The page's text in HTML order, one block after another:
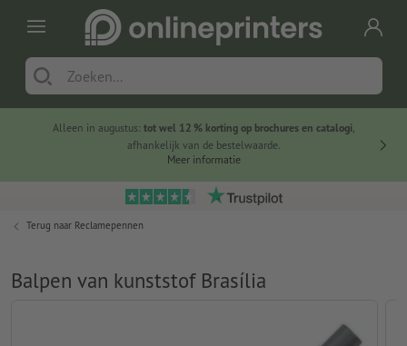
Alleen in augustus: tot wel 12 % korting op brochures en catalogi,
afhankelijk van de bestelwaarde.
Meer informatie
Terug naar Reclamepennen
Balpen van kunststof Brasília